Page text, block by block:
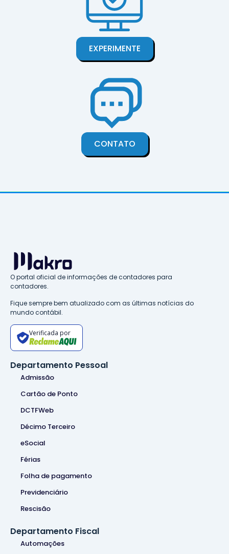
EXPERIMENTE
CONTATO
O portal oficial de informações de contadores para
contadores.
Fique sempre bem atualizado com as últimas notícias do
mundo contábil.
Verificada por
Departamento Pessoal
Admissão
Cartão de Ponto
DCTFWeb
Décimo Terceiro
eSocial
Férias
Folha de pagamento
Previdenciário
Rescisão
Departamento Fiscal
Automações